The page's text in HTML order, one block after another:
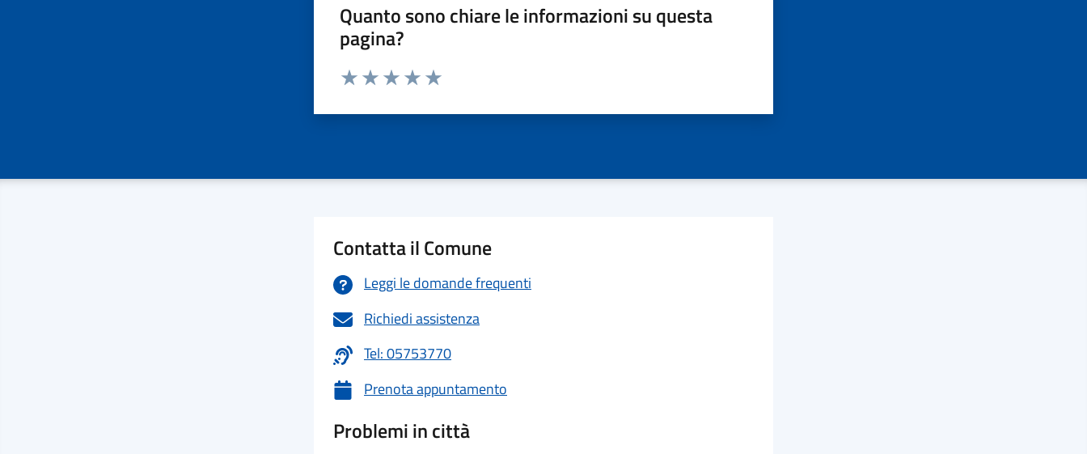
Quanto sono chiare le informazioni su questa
pagina?
Valuta da 1 a 5 stelle la pagina
Contatta il Comune
Leggi le domande frequenti
Richiedi assistenza
Tel: 05753770
Prenota appuntamento
Problemi in città